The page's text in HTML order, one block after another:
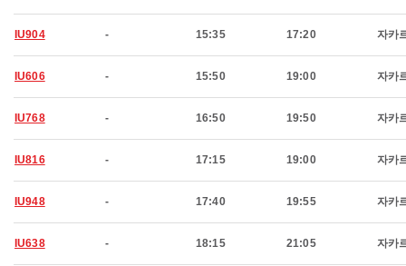
IU904 - 15:35 17:20 자카
IU606 - 15:50 19:00 자카
IU768 - 16:50 19:50 자카
IU816 - 17:15 19:00 자카
IU948 - 17:40 19:55 자카
IU638 - 18:15 21:05 자카